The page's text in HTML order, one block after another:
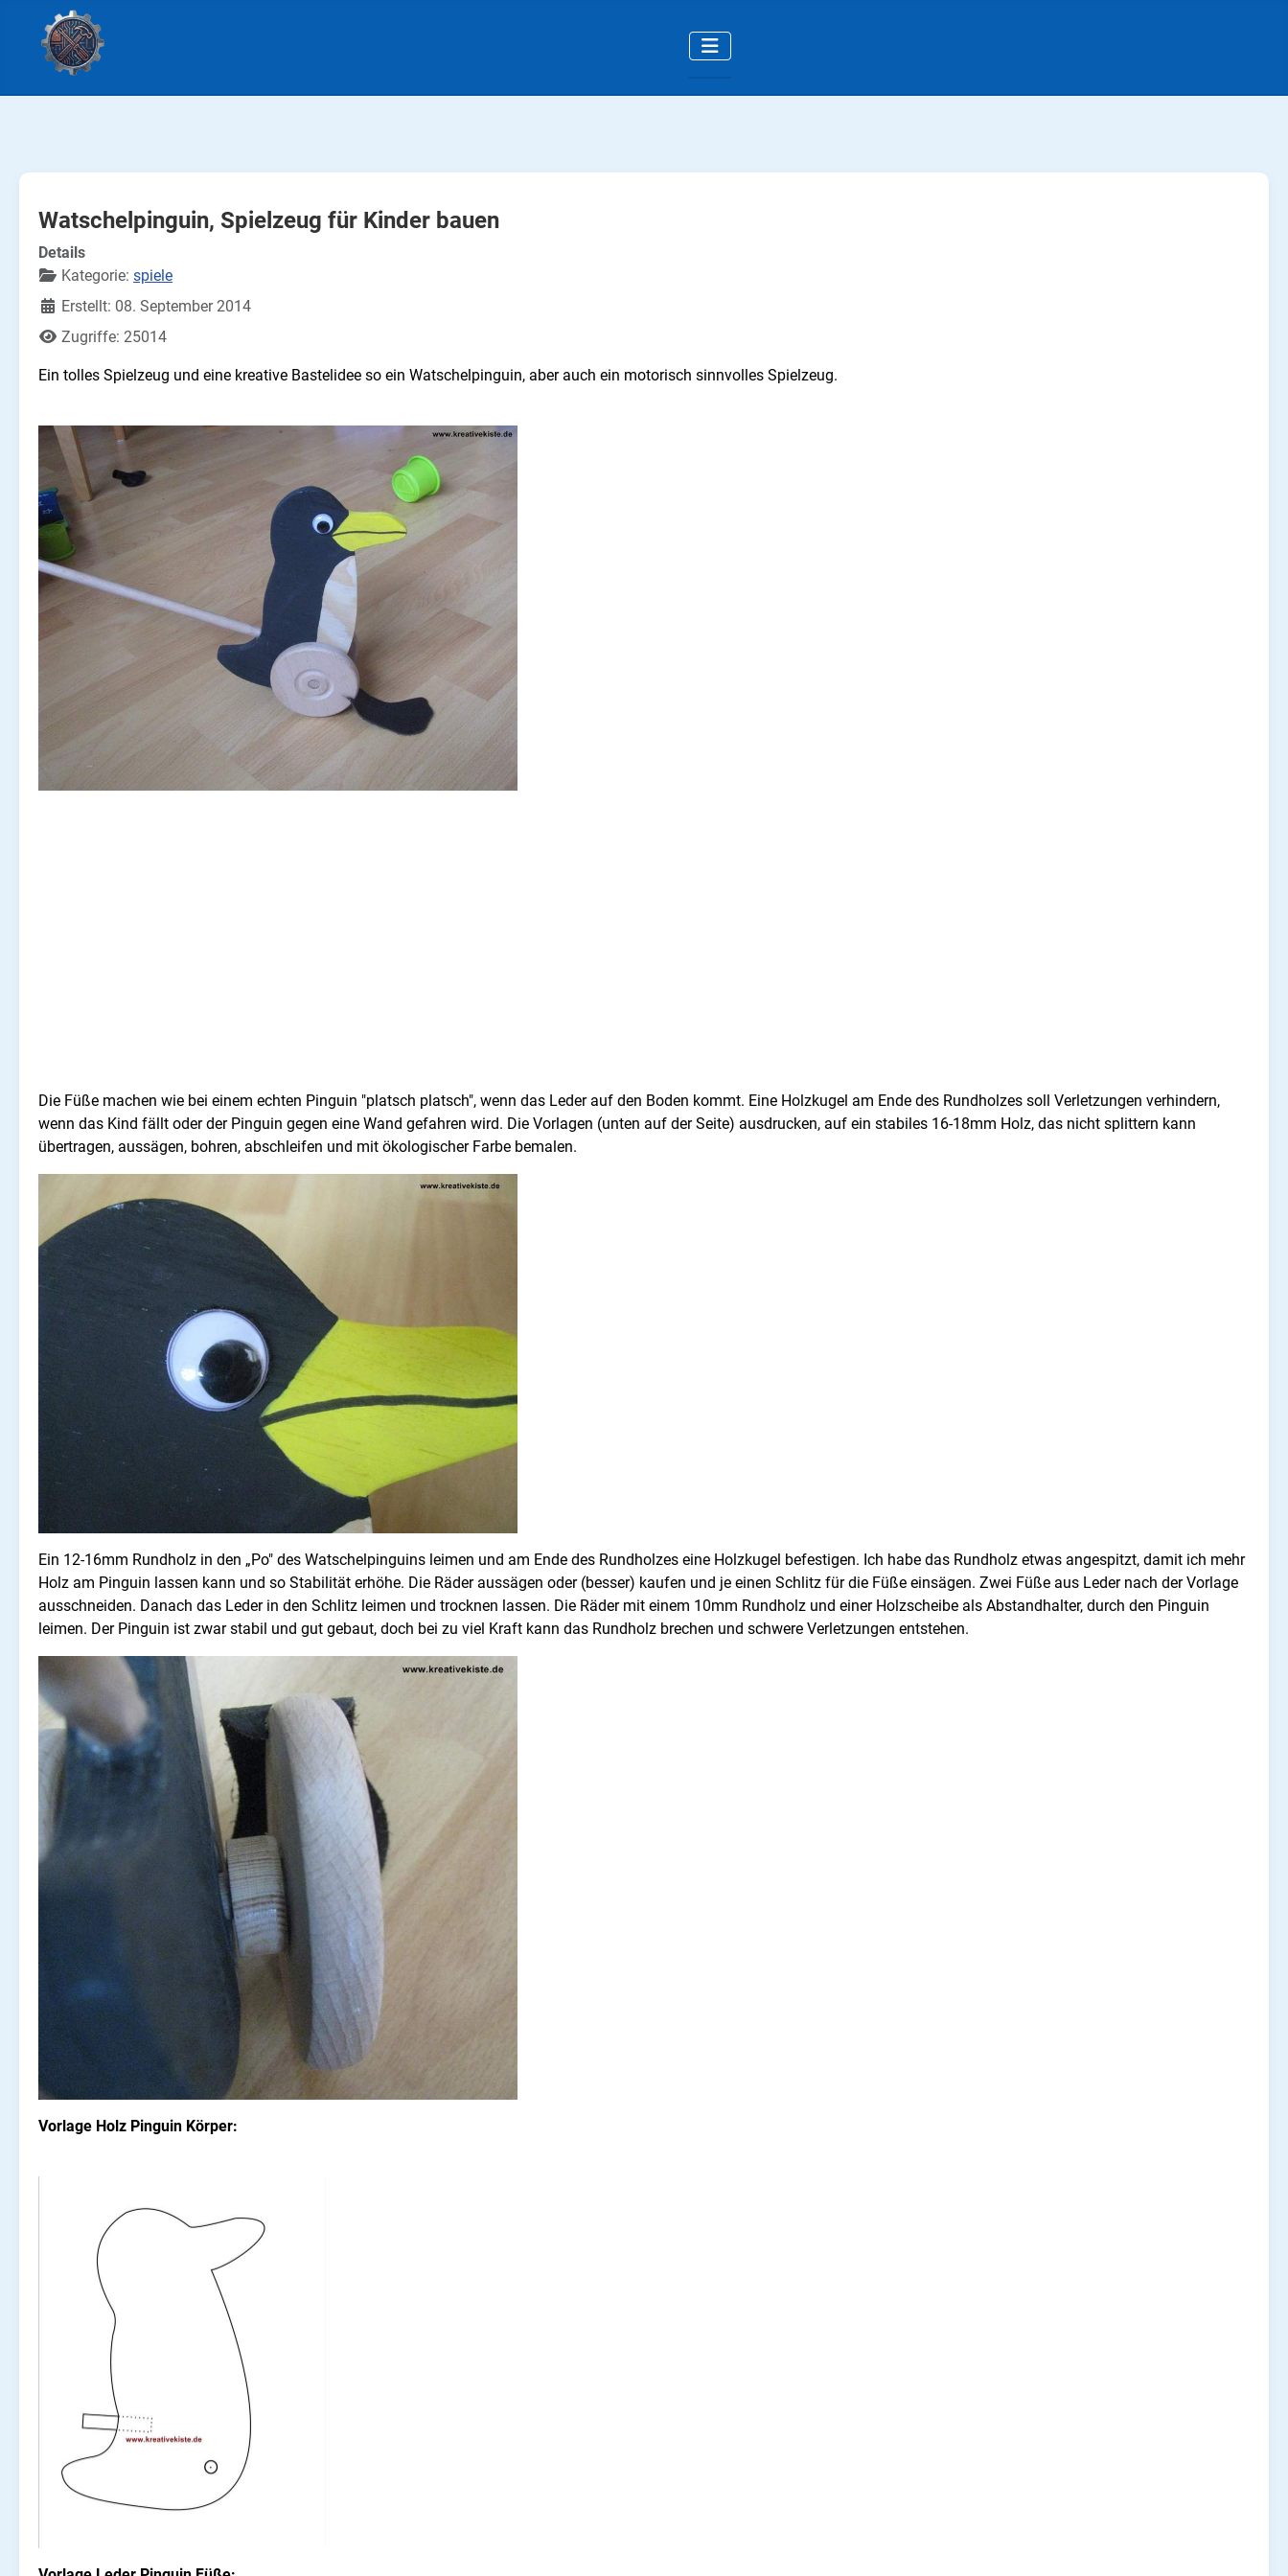
Watschelpinguin, Spielzeug für Kinder bauen
Details
Kategorie: spiele
Erstellt: 08. September 2014
Zugriffe: 25014
Ein tolles Spielzeug und eine kreative Bastelidee so ein Watschelpinguin, aber auch ein motorisch sinnvolles Spielzeug.
Die Füße machen wie bei einem echten Pinguin "platsch platsch", wenn das Leder auf den Boden kommt. Eine Holzkugel am Ende des Rundholzes soll Verletzungen verhindern,
wenn das Kind fällt oder der Pinguin gegen eine Wand gefahren wird. Die Vorlagen (unten auf der Seite) ausdrucken, auf ein stabiles 16-18mm Holz, das nicht splittern kann
übertragen, aussägen, bohren, abschleifen und mit ökologischer Farbe bemalen.
Ein 12-16mm Rundholz in den „Po" des Watschelpinguins leimen und am Ende des Rundholzes eine Holzkugel befestigen. Ich habe das Rundholz etwas angespitzt, damit ich mehr
Holz am Pinguin lassen kann und so Stabilität erhöhe. Die Räder aussägen oder (besser) kaufen und je einen Schlitz für die Füße einsägen. Zwei Füße aus Leder nach der Vorlage
ausschneiden. Danach das Leder in den Schlitz leimen und trocknen lassen. Die Räder mit einem 10mm Rundholz und einer Holzscheibe als Abstandhalter, durch den Pinguin
leimen. Der Pinguin ist zwar stabil und gut gebaut, doch bei zu viel Kraft kann das Rundholz brechen und schwere Verletzungen entstehen.
Vorlage Holz Pinguin Körper: